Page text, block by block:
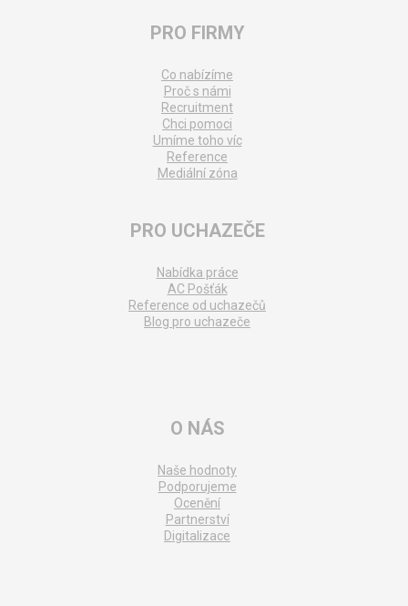
PRO FIRMY
Co nabízíme
Proč s námi
Recruitment
Chci pomoci
Umíme toho víc
Reference
Mediální zóna
PRO UCHAZEČE
Nabídka práce
AC Pošťák
Reference od uchazečů
Blog pro uchazeče
O NÁS
Naše hodnoty
Podporujeme
Ocenění
Partnerství
Digitalizace